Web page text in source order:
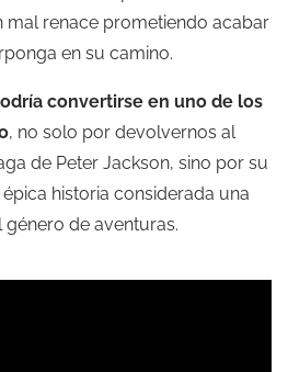
mal renace prometiendo acabar
en su camino.
convertirse en uno de los
, no solo por devolvernos al
de Peter Jackson, sino por su
historia considerada una
de aventuras.